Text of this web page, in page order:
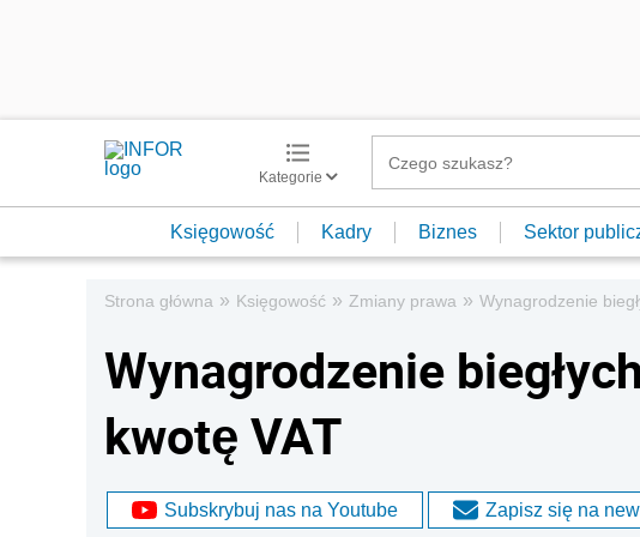
Kategorie
Księgowość Kadry Biznes Sektor
Strona główna » Księgowość » Zmiany prawa » Wynagrodzenie
Wynagrodzenie
kwotę VAT
Subskrybuj nas na Youtube Zapisz się na